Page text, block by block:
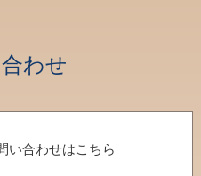
わせ
い合わせはこちら